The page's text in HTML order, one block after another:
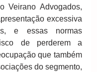
Veirano Advogados,
excessiva
e essas normas
de perderem a
que também
do segmento,